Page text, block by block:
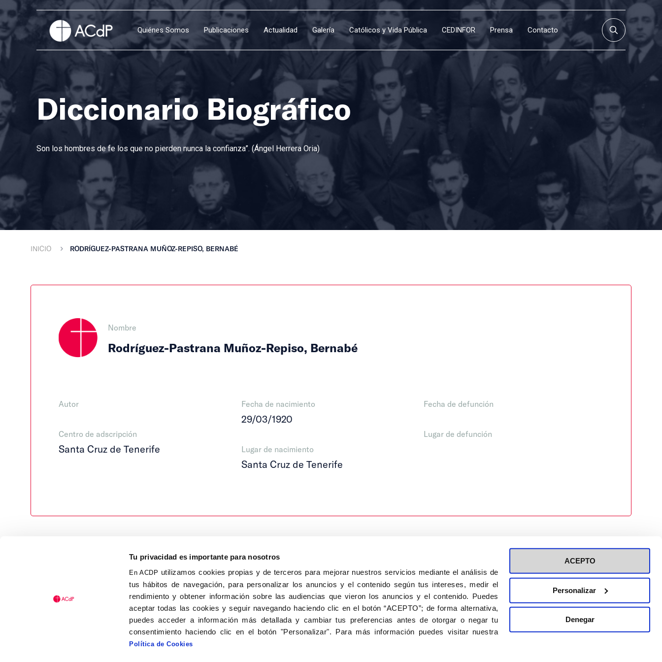
Tu privacidad es importante para nosotros
En ACDP utilizamos cookies propias y de terceros para mejorar nuestros servicios mediante el análisis de
tus hábitos de navegación, para personalizar los anuncios y el contenido según tus intereses, medir el
rendimiento y obtener información sobre las audiencias que vieron los anuncios y el contenido. Puedes
aceptar todas las cookies y seguir navegando haciendo clic en el botón “ACEPTO”; de forma alternativa,
puedes acceder a información más detallada y cambiar tus preferencias antes de otorgar o negar tu
consentimiento haciendo clic en el botón "Personalizar". Para más información puedes visitar nuestra
Política de Cookies
ACEPTO
Personalizar
Denegar
Quiénes Somos Publicaciones Actualidad Galería Católicos y Vida Pública CEDINFOR Prensa Contacto
Diccionario Biográfico
Son los hombres de fe los que no pierden nunca la confianza”. (Ángel Herrera Oria)
INICIO RODRÍGUEZ-PASTRANA MUÑOZ-REPISO, BERNABÉ
Nombre
Rodríguez-Pastrana Muñoz-Repiso, Bernabé
Autor
Centro de adscripción
Santa Cruz de Tenerife
Fecha de nacimiento
29/03/1920
Lugar de nacimiento
Santa Cruz de Tenerife
Fecha de defunción
Lugar de defunción
Calle Isaac Peral, 58 C.P.: 28040, Madrid
Tel (+34) 91 456 63 27
Fax: (+34) 91 535 19 98
acdp@acdp.es
Aviso Legal Inscripción a eventos
Política de privacidad de RRSS
Política de cookies